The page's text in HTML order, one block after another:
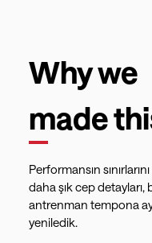
Why we
made
Performansın
daha şık cep
antrenman tempona
yeniledik.